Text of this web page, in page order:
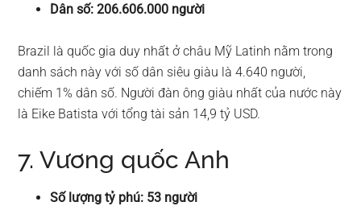
Dân số: 206.606.000 người
Brazil là quốc gia duy nhất ở châu Mỹ Latinh nằm trong
danh sách này với số dân siêu giàu là 4.640 người,
chiếm 1% dân số. Người đàn ông giàu nhất của nước này
là Eike Batista với tổng tài sản 14,9 tỷ USD.
7. Vương quốc Anh
Số lượng tỷ phú: 53 người